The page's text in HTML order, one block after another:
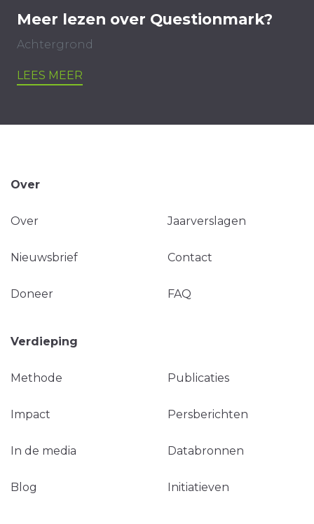
Meer lezen over Questionmark?
Achtergrond
LEES MEER
Over
Over Jaarverslagen
Nieuwsbrief Contact
Doneer FAQ
Verdieping
Methode Publicaties
Impact Persberichten
In de media Databronnen
Blog Initiatieven